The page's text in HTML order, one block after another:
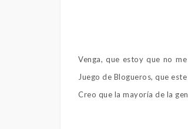
Venga, que estoy que no
Juego de Blogueros, que
Creo que la mayoría de la